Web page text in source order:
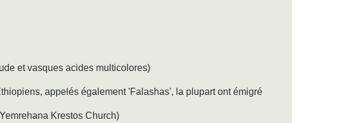
et vasques acides multicolores)
appelés également 'Falashas', la plupart ont émigré
Yemrehana Krestos Church)